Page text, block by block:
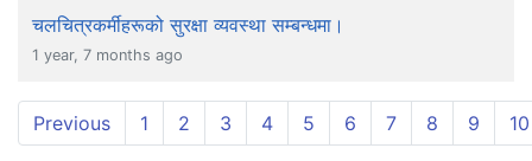
चलचित्रकर्मीहरूको सुरक्षा व्यवस्था सम्बन्धमा।
1 year, 7 months ago
Previous 1 2 3 4 5 6 7 8 9 10